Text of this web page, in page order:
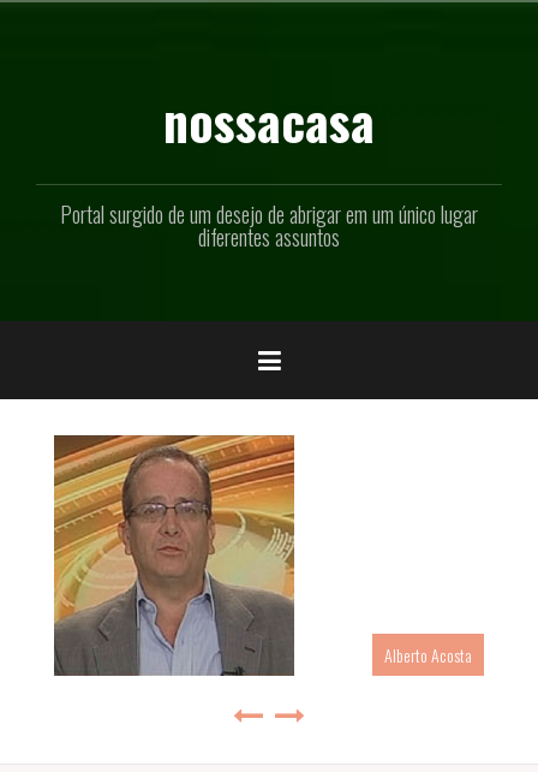
nossacasa
Portal surgido de um desejo de abrigar em um único lugar
diferentes assuntos
Alberto Acosta